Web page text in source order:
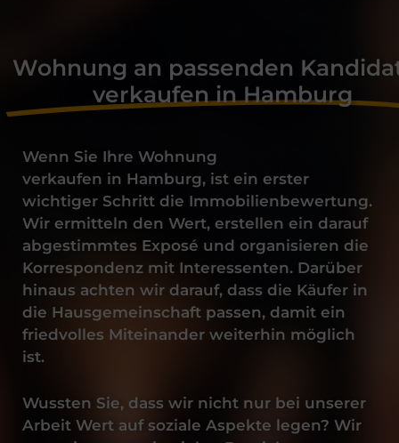
Wohnung an passenden
verkaufen in Hamburg
Wenn Sie Ihre Wohnung
verkaufen in Hamburg, ist ein erster
wichtiger Schritt die Immobilienbewertung.
Wir ermitteln den Wert, erstellen ein darauf
abgestimmtes Exposé und organisieren die
Korrespondenz mit Interessenten. Darüber
hinaus achten wir darauf, dass die Käufer in
die Hausgemeinschaft passen, damit ein
friedvolles Miteinander weiterhin möglich
ist.
Wussten Sie, dass wir nicht nur bei unserer
Arbeit Wert auf soziale Aspekte legen? Wir